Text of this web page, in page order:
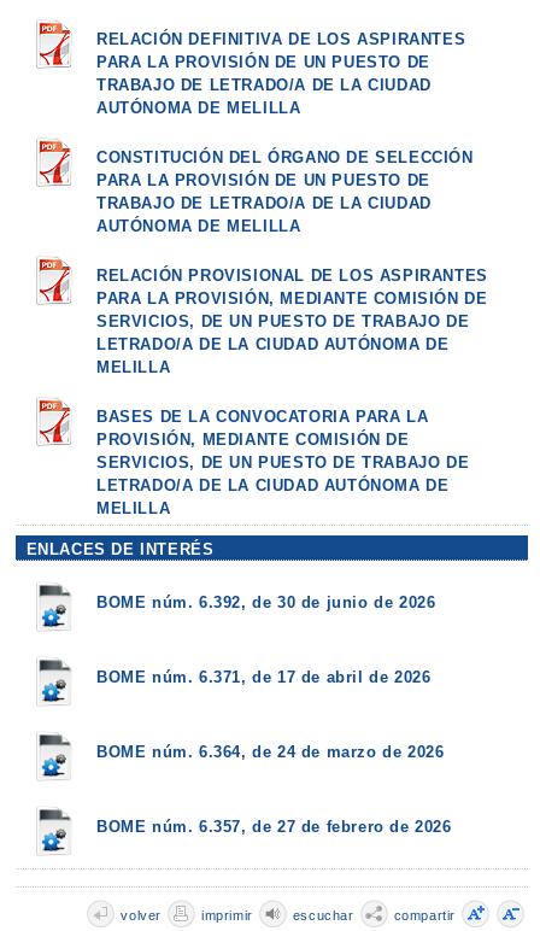
RELACIÓN DEFINITIVA DE LOS ASPIRANTES
PARA LA PROVISIÓN DE UN PUESTO DE
TRABAJO DE LETRADO/A DE LA CIUDAD
AUTÓNOMA DE MELILLA
CONSTITUCIÓN DEL ÓRGANO DE SELECCIÓN
PARA LA PROVISIÓN DE UN PUESTO DE
TRABAJO DE LETRADO/A DE LA CIUDAD
AUTÓNOMA DE MELILLA
RELACIÓN PROVISIONAL DE LOS ASPIRANTES
PARA LA PROVISIÓN, MEDIANTE COMISIÓN DE
SERVICIOS, DE UN PUESTO DE TRABAJO DE
LETRADO/A DE LA CIUDAD AUTÓNOMA DE
MELILLA
BASES DE LA CONVOCATORIA PARA LA
PROVISIÓN, MEDIANTE COMISIÓN DE
SERVICIOS, DE UN PUESTO DE TRABAJO DE
LETRADO/A DE LA CIUDAD AUTÓNOMA DE
MELILLA
ENLACES DE INTERÉS
BOME núm. 6.392, de 30 de junio de 2026
BOME núm. 6.371, de 17 de abril de 2026
BOME núm. 6.364, de 24 de marzo de 2026
BOME núm. 6.357, de 27 de febrero de 2026
compartir
escuchar
imprimir
volver